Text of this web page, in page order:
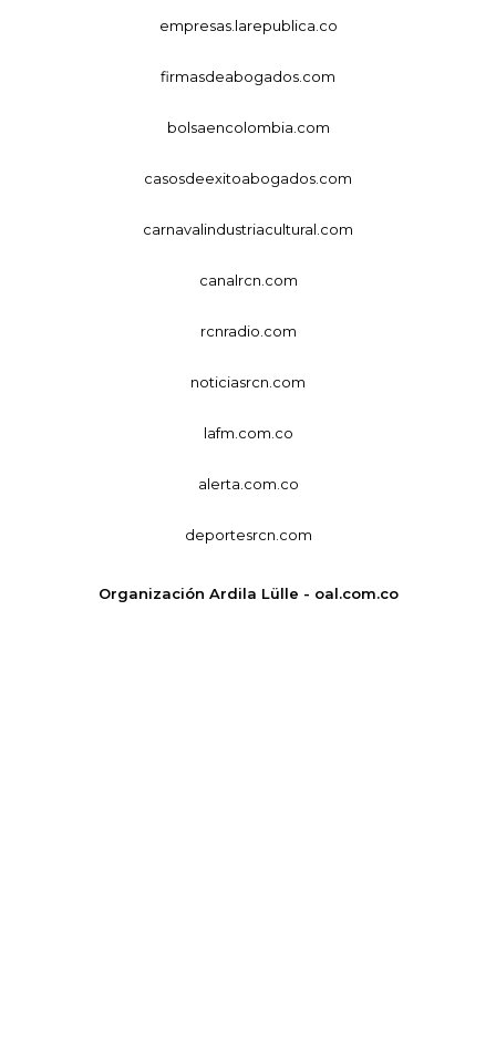
empresas.larepublica.co
firmasdeabogados.com
bolsaencolombia.com
casosdeexitoabogados.com
carnavalindustriacultural.com
canalrcn.com
rcnradio.com
noticiasrcn.com
lafm.com.co
alerta.com.co
deportesrcn.com
Organización Ardila Lülle - oal.com.co